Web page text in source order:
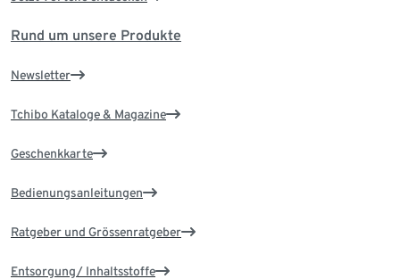
Rund um unsere Produkte
Newsletter
Tchibo Kataloge & Magazine
Geschenkkarte
Bedienungsanleitungen
Ratgeber und Grössenratgeber
Entsorgung/ Inhaltsstoffe